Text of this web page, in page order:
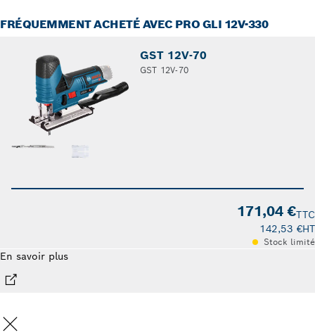
FRÉQUEMMENT ACHETÉ AVEC PRO GLI 12V-330
GST 12V-70
GST 12V-70
171,04 €TTC
142,53 €HT
Stock limité
En savoir plus